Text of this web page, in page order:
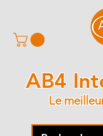
AB4
Le